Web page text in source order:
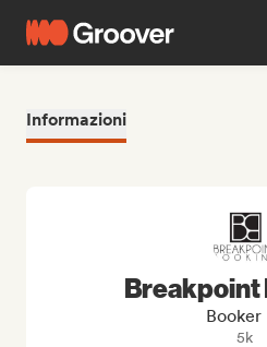
Informazioni
Breakpoint
Booker
5k